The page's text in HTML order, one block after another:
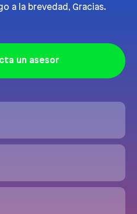
a la brevedad, Gracias.
un asesor